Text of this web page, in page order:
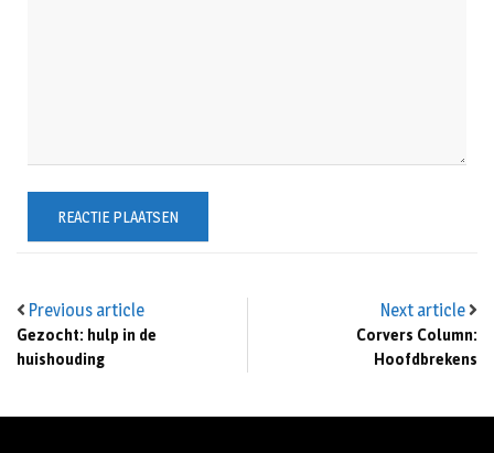
Previous article
Gezocht: hulp in de
huishouding
Next article
Corvers Column:
Hoofdbrekens